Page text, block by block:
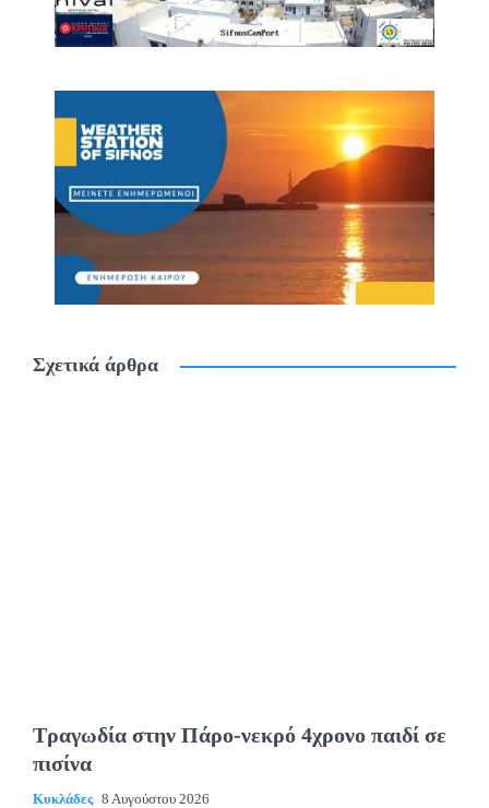
Σχετικά άρθρα
Τραγωδία στην Πάρο-νεκρό 4χρονο παιδί σε
πισίνα
Κυκλάδες 8 Αυγούστου 2026